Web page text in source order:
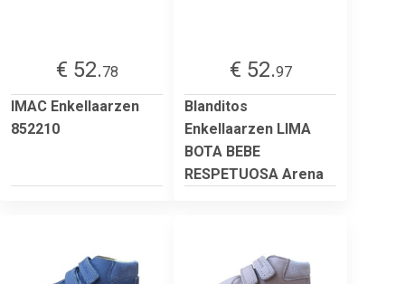
€ 52.78
IMAC Enkellaarzen
852210
€ 52.97
Blanditos
Enkellaarzen LIMA
BOTA BEBE
RESPETUOSA Arena